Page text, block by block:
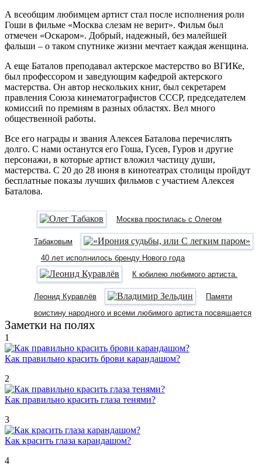
А всеобщим любимцем артист стал после исполнения роли
Гоши в фильме «Москва слезам не верит». Фильм был
отмечен «Оскаром». Добрый, надежный, без малейшей
фальши – о таком спутнике жизни мечтает каждая женщина.
А еще Баталов преподавал актерское мастерство во ВГИКе,
был профессором и заведующим кафедрой актерского
мастерства. Он автор нескольких книг, был секретарем
правления Союза кинематографистов СССР, председателем
комиссий по премиям в разных областях. Вел много
общественной работы.
Все его награды и звания Алексея Баталова перечислять
долго. С нами останутся его Гоша, Гусев, Гуров и другие
персонажи, в которые артист вложил частицу души,
мастерства. С 20 до 28 июня в кинотеатрах столицы пройдут
бесплатные показы лучших фильмов с участием Алексея
Баталова.
Москва простилась с Олегом
Табаковым
40 лет исполнилось бренду Нового года
К юбилею любимого артиста.
Леонид Куравлёв
Памяти
воистину народного и всеми любимого артиста посвящается
Заметки на полях
1
Как правильно красить брови карандашом?
2
Как правильно красить глаза тенями?
3
Как красить глаза карандашом?
4